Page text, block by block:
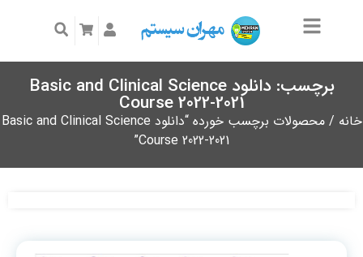
برچسب: دانلود Basic and Clinical Science
Course 2022-2021
خانه
/ محصولات برچسب خورده “دانلود Basic and Clinical Science
Course 2022-2021”